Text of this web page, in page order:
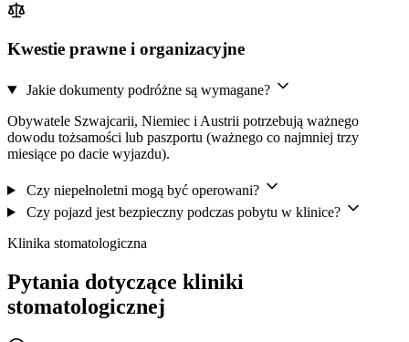
Kwestie prawne i organizacyjne
Jakie dokumenty podróżne są wymagane?
Obywatele Szwajcarii, Niemiec i Austrii potrzebują ważnego
dowodu tożsamości lub paszportu (ważnego co najmniej trzy
miesiące po dacie wyjazdu).
Czy niepełnoletni mogą być operowani?
Czy pojazd jest bezpieczny podczas pobytu w klinice?
Klinika stomatologiczna
Pytania dotyczące kliniki
stomatologicznej